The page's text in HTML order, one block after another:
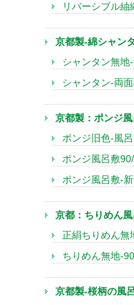
リバーシブル紬
京都製-綿シャン
シャンタン無地
シャンタン-両
京都製：ポンジ
ポンジ旧色-風
ポンジ風呂敷
ポンジ風呂敷-
京都：ちりめん
正絹ちりめん無
ちりめん無地-
京都製-桜柄の風